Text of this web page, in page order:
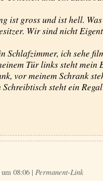
ist gross und ist hell.
Wir sind nicht
ich sehe
Tür links steht mein
vor meinem Schrank
steht ein
08:06 | Permanent-Link